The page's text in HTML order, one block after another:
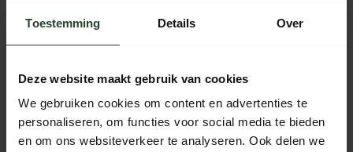
Toestemming Details Over
Deze website maakt gebruik van cookies
We gebruiken cookies om content en advertenties te
personaliseren, om functies voor social media te bieden
en om ons websiteverkeer te analyseren. Ook delen we
Gratis verzending vanaf € 90,- (NL, BE & DE)
Ma t/m Vr voor 17:00 besteld, dezelfde dag verzonden
Iedere dag bereikbaar van 10:00 tot 20:00 via de chat,
telefoon of email